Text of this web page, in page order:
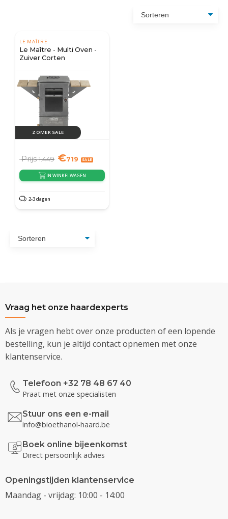
LE MAÎTRE
Le Maître - Multi Oven -
Zuiver Corten
ZOMER SALE
Prijs1.449 €719
IN WINKELWAGEN
2-3 dagen
Vraag het onze haardexperts
Als je vragen hebt over onze producten of een lopende
bestelling, kun je altijd contact opnemen met onze
klantenservice.
Telefoon +32 78 48 67 40
Praat met onze specialisten
Stuur ons een e-mail
info@bioethanol-haard.be
Boek online bijeenkomst
Direct persoonlijk advies
Openingstijden klantenservice
Maandag - vrijdag: 10:00 - 14:00